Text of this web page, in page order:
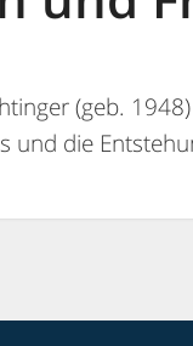
(geb.
und die